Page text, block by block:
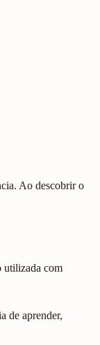
Ao descobrir o
utilizada com
de aprender,